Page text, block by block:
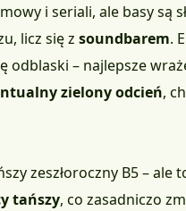
i seriali, ale basy są
licz się z soundbarem.
odblaski – najlepsze
zielony odcień,
zeszłoroczny B5 – ale
tańszy, co zasadniczo